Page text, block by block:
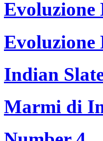
Evoluzione
Indian
Marmi di